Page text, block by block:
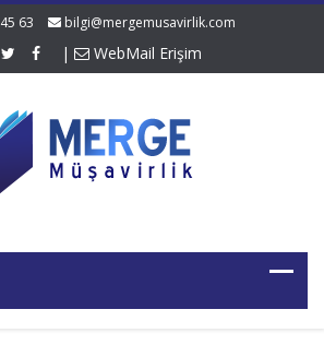
63 bilgi@mergemusavirlik.com
| WebMail Erişim